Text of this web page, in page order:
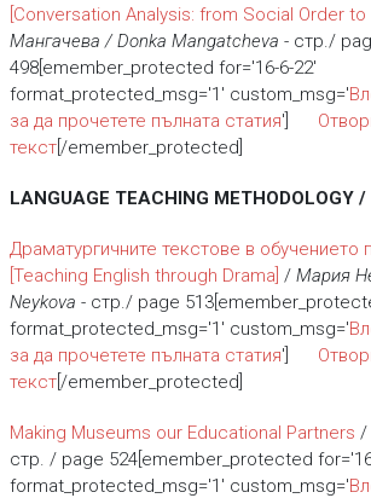
[Conversation Analysis: from Social Order to
Мангачева / Donka Mangatcheva - стр./
498[emember_protected for='16-6-22'
format_protected_msg='1' custom_msg='
за да прочетете пълната статия']
текст[/emember_protected]
LANGUAGE TEACHING
Драматургичните текстове в обучението
[Teaching English through Drama] / Мария
Neykova - стр./ page
format_protected_msg='1' custom_msg='
за да прочетете пълната статия']
текст[/emember_protected]
Making Museums our Educational Partners /
стр. / page 524[emember_protected
format_protected_msg='1' custom_msg='